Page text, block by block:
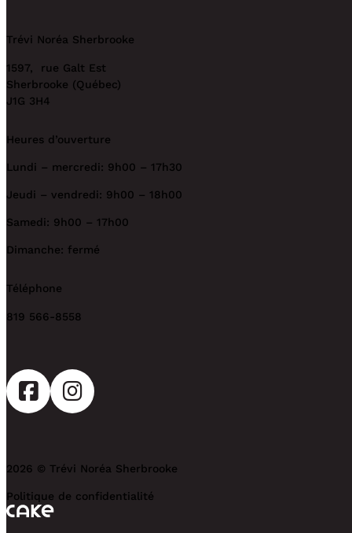
Trévi Noréa Sherbrooke
1597, rue Galt Est
Sherbrooke (Québec)
J1G 3H4
Heures d’ouverture
Lundi – mercredi: 9h00 – 17h30
Jeudi – vendredi: 9h00 – 18h00
Samedi: 9h00 – 17h00
Dimanche: fermé
Téléphone
819 566-8558
Politique de confidentialité
2026 © Trévi Noréa Sherbrooke